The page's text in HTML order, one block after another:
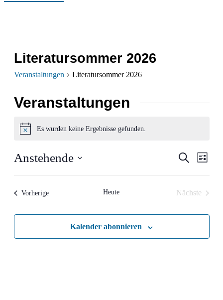
Literatursommer 2026
Veranstaltungen Literatursommer 2026
Veranstaltungen
Hinweis
Es wurden keine Ergebnisse gefunden.
Suche
und
SucheListe
Anstehende
VorherigeVeranstaltungen Heute
Nächste
Kalender abonnieren